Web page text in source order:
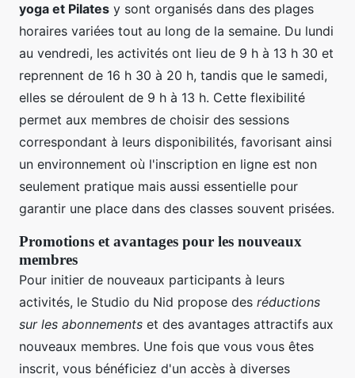
yoga et Pilates y sont organisés dans des plages
horaires variées tout au long de la semaine. Du lundi
au vendredi, les activités ont lieu de 9 h à 13 h 30 et
reprennent de 16 h 30 à 20 h, tandis que le samedi,
elles se déroulent de 9 h à 13 h. Cette flexibilité
permet aux membres de choisir des sessions
correspondant à leurs disponibilités, favorisant ainsi
un environnement où l'inscription en ligne est non
seulement pratique mais aussi essentielle pour
garantir une place dans des classes souvent prisées.
Promotions et avantages pour les nouveaux
membres
Pour initier de nouveaux participants à leurs
activités, le Studio du Nid propose des réductions
sur les abonnements et des avantages attractifs aux
nouveaux membres. Une fois que vous vous êtes
inscrit, vous bénéficiez d'un accès à diverses